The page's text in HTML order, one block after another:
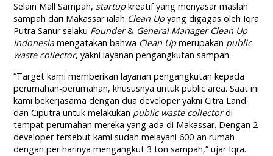
Selain Mall Sampah, startupkreatif yang menyasar maslah
sampah dari Makassar ialah Clean Upyang digagas oleh Iqra
Putra Sanur selaku Founder& General Manager Clean Up
Indonesiamengatakan bahwa Clean Upmerupakan public
waste collector, yakni layanan pengangkutan sampah.
“Target kami memberikan layanan pengangkutan kepada
perumahan-perumahan, khususnya untuk public area. Saat ini
kami bekerjasama dengan dua developer yakni Citra Land
dan Ciputra untuk melakukan public waste collectordi
tempat perumahan mereka yang ada di Makassar. Dengan 2
developer tersebut kami sudah melayani 600-an rumah
dengan per harinya mengangkut 3 ton sampah,” ujar Iqra.